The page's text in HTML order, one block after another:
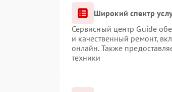
Широкий спектр
Сервисный центр Guide
и качественный ремонт,
онлайн. Также
техники